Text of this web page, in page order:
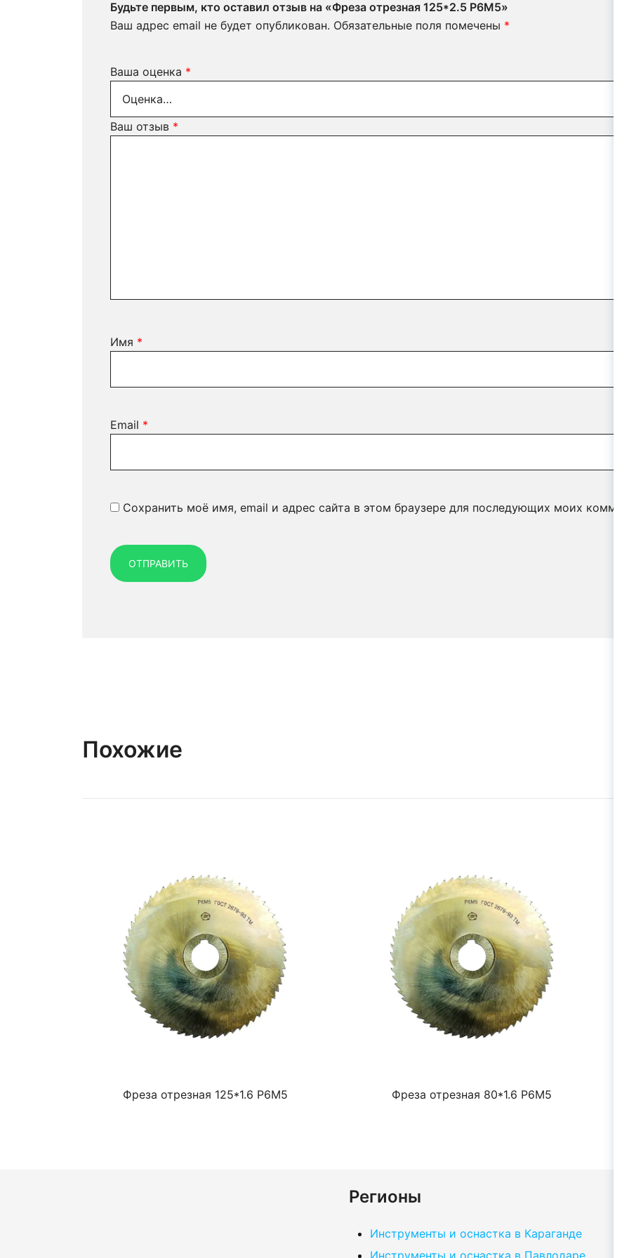
Будьте первым, кто оставил отзыв на «Фреза отрезная 125*2.5 Р6М5»
Ваш адрес email не будет опубликован. Обязательные поля помечены *
Ваша оценка *
Ваш отзыв *
Имя *
Email *
Сохранить моё имя, email и адрес сайта в этом браузере для последующих моих
Похожие
Фреза отрезная 125*1.6 Р6М5 Фреза отрезная 80*1.6 Р6М5
Регионы
Инструменты и оснастка в Караганде
Инструменты и оснастка в Павлодаре